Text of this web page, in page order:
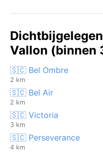
Vallon (binnen
🇸🇨 Bel Ombre
2 km
🇸🇨 Bel Air
2 km
🇸🇨 Victoria
3 km
🇸🇨 Perseverance
4 km